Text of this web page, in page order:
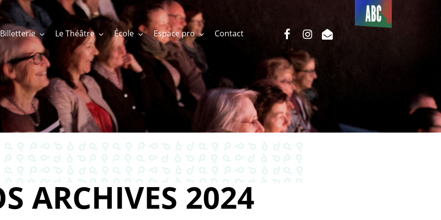
Billetterie Le Théâtre École Espace pro Contact
Du côté
de l’ABC
facebookinstagram
email
ARCHIVES 2024